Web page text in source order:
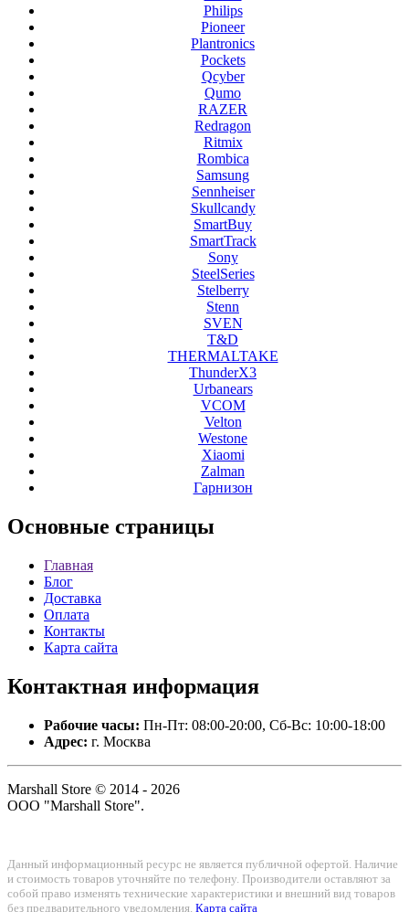
Philips
Pioneer
Plantronics
Pockets
Qcyber
Qumo
RAZER
Redragon
Ritmix
Rombica
Samsung
Sennheiser
Skullcandy
SmartBuy
SmartTrack
Sony
SteelSeries
Stelberry
Stenn
SVEN
T&D
THERMALTAKE
ThunderX3
Urbanears
VCOM
Velton
Westone
Xiaomi
Zalman
Гарнизон
Основные страницы
Главная
Блог
Доставка
Оплата
Контакты
Карта сайта
Контактная информация
Рабочие часы: Пн-Пт: 08:00-20:00, Сб-Вс: 10:00-18:00
Адрес: г. Москва
Marshall Store © 2014 - 2026
ООО "Marshall Store".
Данный информационный ресурс не является публичной офертой. Наличие
и стоимость товаров уточняйте по телефону. Производители оставляют за
собой право изменять технические характеристики и внешний вид товаров
без предварительного уведомления. Карта сайта